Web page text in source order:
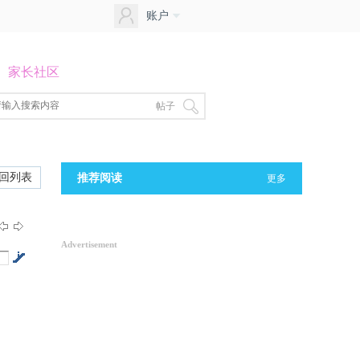
账户
家长社区
帖子
列表 推荐阅读 更多
Advertisement